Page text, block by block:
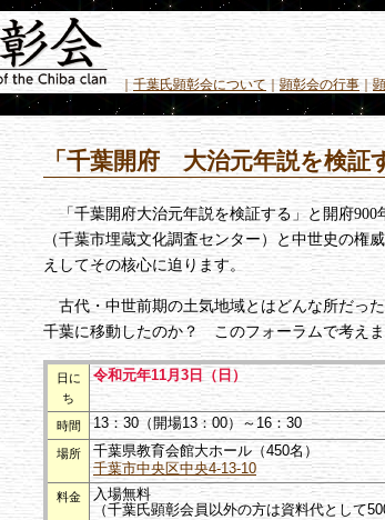
｜千葉氏顕彰会について ｜顕彰会の行事｜
「千葉開府 大治元年説を検証
「千葉開府大治元年説を検証する」と開府900
（千葉市埋蔵文化調査センター）と中世史の権
えしてその核心に迫ります。
古代・中世前期の土気地域とはどんな所だっ
千葉に移動したのか？ このフォーラムで考え
日に
ち
令和元年11月3日（日）
時間 13：30（開場13：00）～16：30
場所
千葉県教育会館大ホール（450名）
千葉市中央区中央4-13-10
料金
入場無料
（千葉氏顕彰会員以外の方は資料代として